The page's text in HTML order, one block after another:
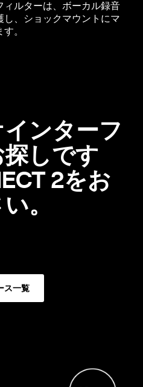
ルターは、ボーカル録音
、ショックマウントにマ
。
ンターフ
しです
2をお
。
ス一覧